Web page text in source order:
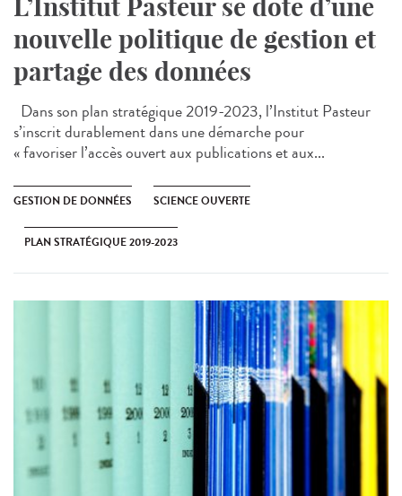
L’Institut Pasteur se dote d’une
nouvelle politique de gestion et
partage des données
Dans son plan stratégique 2019-2023, l’Institut Pasteur
s’inscrit durablement dans une démarche pour
« favoriser l’accès ouvert aux publications et aux...
GESTION DE DONNÉES SCIENCE OUVERTE
PLAN STRATÉGIQUE 2019-2023